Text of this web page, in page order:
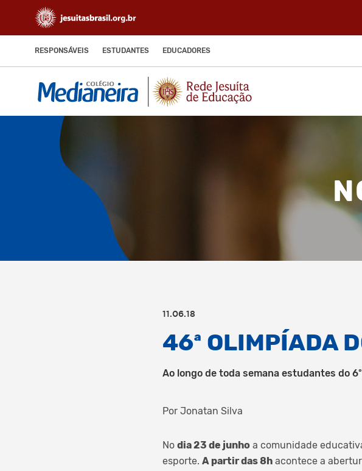
RESPONSÁVEIS ESTUDANTES EDUCADORES
11.06.18
46ª OLIMPÍADA
Ao longo de toda semana estudantes do
Por Jonatan Silva
No dia 23 de junho a comunidade
esporte. A partir das 8h acontece a